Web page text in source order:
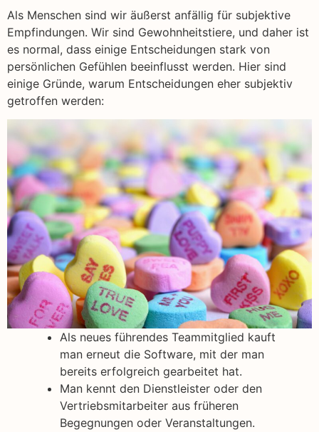
Als Menschen sind wir äußerst anfällig für subjektive
Empfindungen. Wir sind Gewohnheitstiere, und daher ist
es normal, dass einige Entscheidungen stark von
persönlichen Gefühlen beeinflusst werden. Hier sind
einige Gründe, warum Entscheidungen eher subjektiv
getroffen werden:
Als neues führendes Teammitglied kauft
man erneut die Software, mit der man
bereits erfolgreich gearbeitet hat.
Man kennt den Dienstleister oder den
Vertriebsmitarbeiter aus früheren
Begegnungen oder Veranstaltungen.